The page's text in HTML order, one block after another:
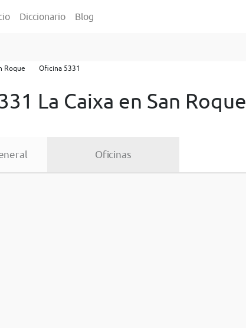
Diccionario Blog
Roque Oficina 5331
La Caixa en San Roque
Oficinas